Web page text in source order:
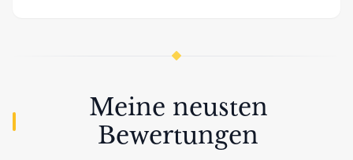
Meine neusten
Bewertungen